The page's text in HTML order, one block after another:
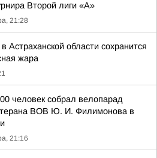
Второй лиги «А»
21:28
в Астраханской области сохранится
жара
человек собрал велопарад
ВОВ Ю. И. Филимонова в
21:16